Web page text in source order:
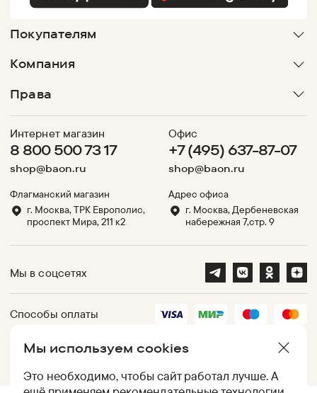
Мы используем cookies
Это необходимо, чтобы сайт работал лучше. А
Покупателям
Компания
Права
Интернет магазин
8 800 500 73 17
shop@baon.ru
Флагманский магазин
г. Москва, ТРК Европолис,
проспект Мира, 211 к2
Офис
+7 (495) 637-87-07
shop@baon.ru
Адрес офиса
г. Москва, Дербеневская
набережная 7,стр. 9
Мы в соцсетях
Способы оплаты
Партнеры